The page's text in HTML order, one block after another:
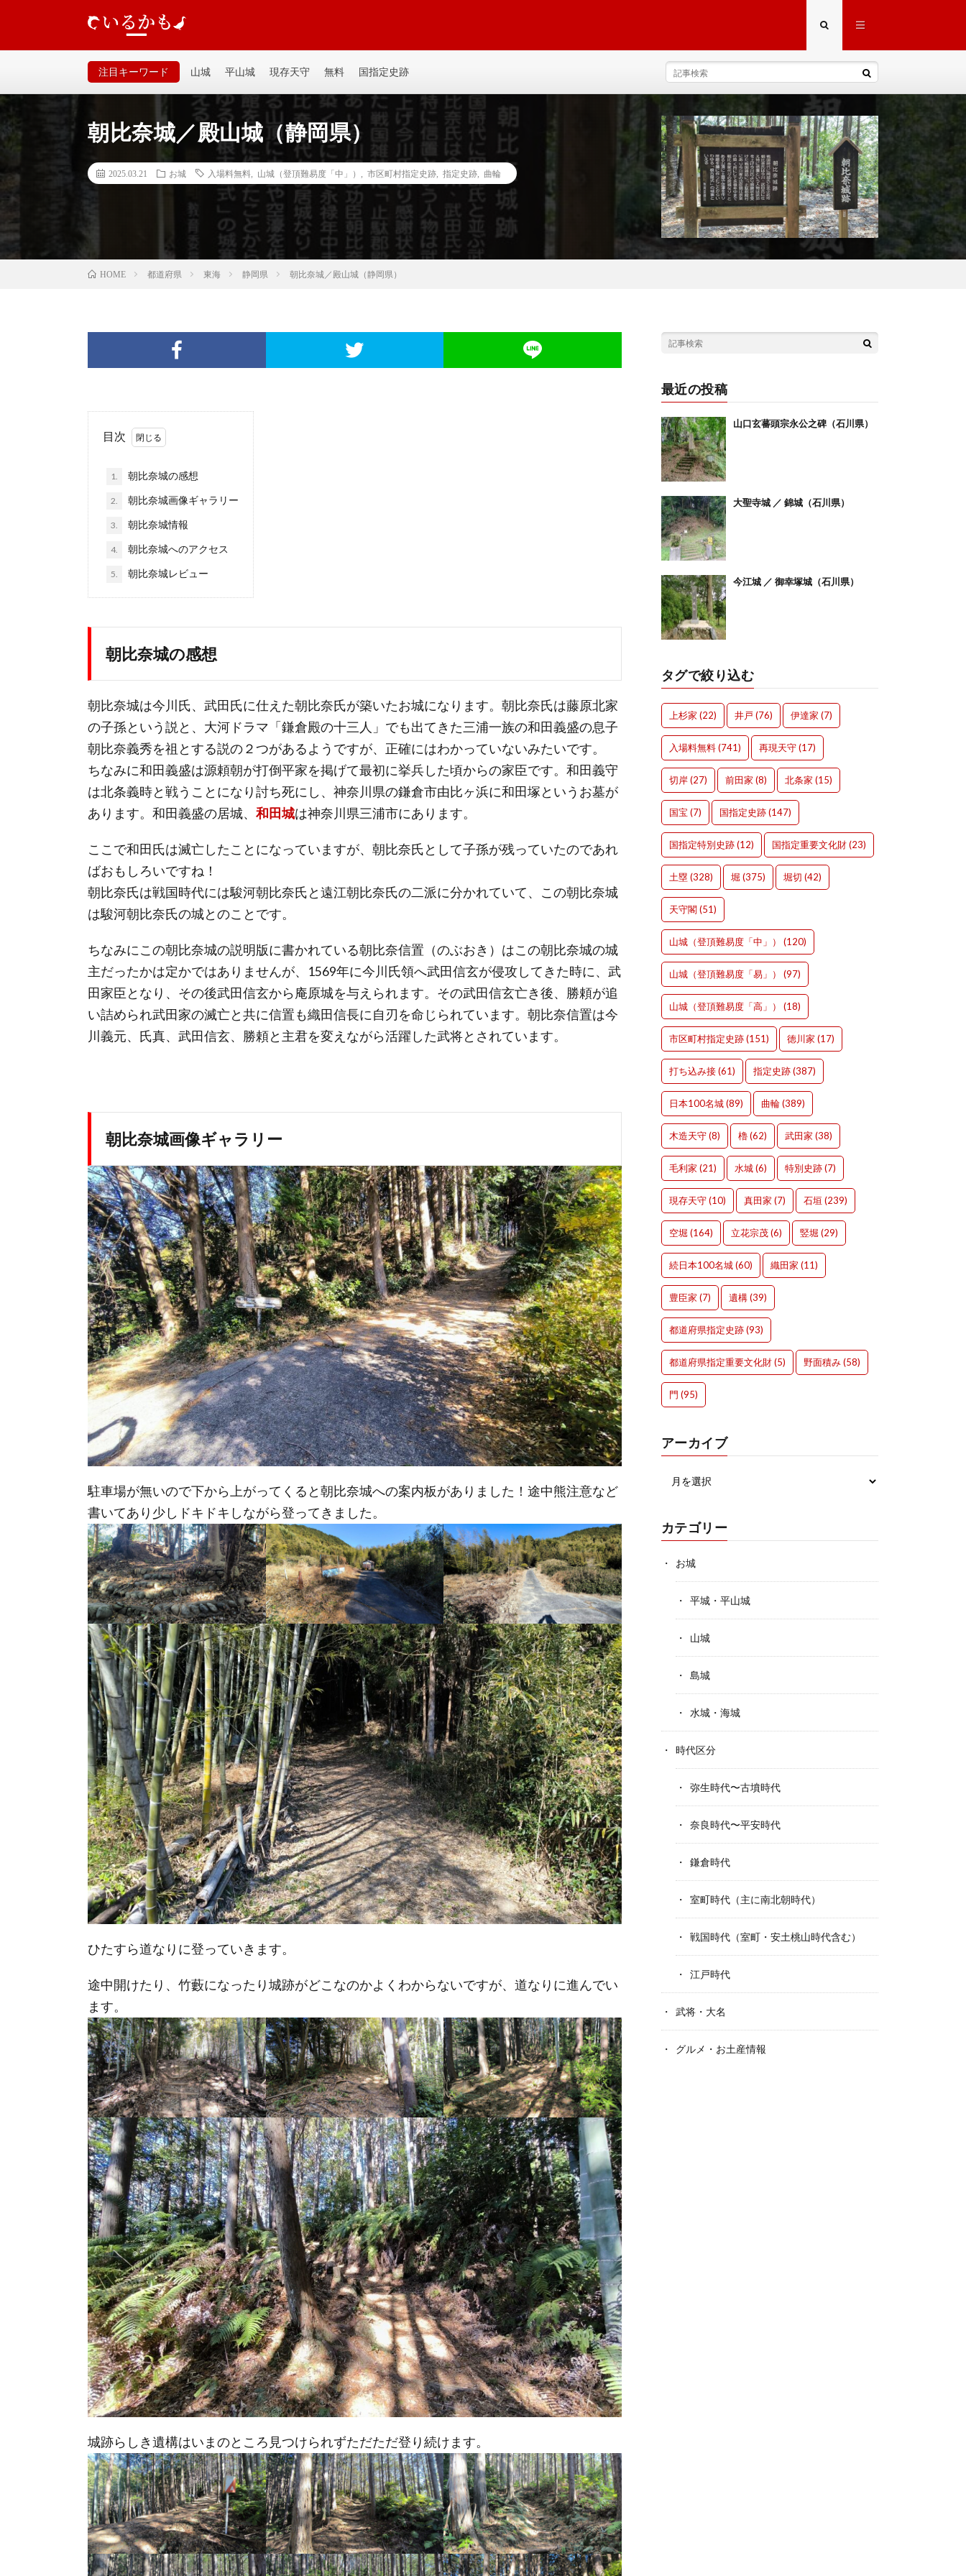
るいサイトなので気軽に見てください。
注目キーワード 山城 平山城 現存天守 無料 国指定史跡
朝比奈城／殿山城（静岡県）
2025.03.21 お城 入場料無料 山城（登頂難易度「中」） 市区町村指定史跡 指定史跡 曲輪
HOME 都道府県 東海 静岡県 朝比奈城／殿山城（静岡県）
目次
1. 朝比奈城の感想
2. 朝比奈城画像ギャラリー
3. 朝比奈城情報
4. 朝比奈城へのアクセス
5. 朝比奈城レビュー
朝比奈城の感想
朝比奈城は今川氏、武田氏に仕えた朝比奈氏が築いたお城になります。朝比奈氏は藤原北家
の子孫という説と、大河ドラマ「鎌倉殿の十三人」でも出てきた三浦一族の和田義盛の息子
朝比奈義秀を祖とする説の２つがあるようですが、正確にはわかっていないみたいです。
ちなみに和田義盛は源頼朝が打倒平家を掲げて最初に挙兵した頃からの家臣です。和田義守
は北条義時と戦うことになり討ち死にし、神奈川県の鎌倉市由比ヶ浜に和田塚というお墓が
あります。和田義盛の居城、 和田城は神奈川県三浦市にあります。
ここで和田氏は滅亡したことになっていますが、朝比奈氏として子孫が残っていたのであれ
ばおもしろいですね！
朝比奈氏は戦国時代には駿河朝比奈氏と遠江朝比奈氏の二派に分かれていて、この朝比奈城
は駿河朝比奈氏の城とのことです。
ちなみにこの朝比奈城の説明版に書かれている朝比奈信置（のぶおき）はこの朝比奈城の城
主だったかは定かではありませんが、1569年に今川氏領へ武田信玄が侵攻してきた時に、武
田家臣となり、その後武田信玄から庵原城を与えられます。その武田信玄亡き後、勝頼が追
い詰められ武田家の滅亡と共に信置も織田信長に自刃を命じられています。朝比奈信置は今
川義元、氏真、武田信玄、勝頼と主君を変えながら活躍した武将とされています。
朝比奈城画像ギャラリー
駐車場が無いので下から上がってくると朝比奈城への案内板がありました！途中熊注意など
書いてあり少しドキドキしながら登ってきました。
ひたすら道なりに登っていきます。
途中開けたり、竹藪になったり城跡がどこなのかよくわからないですが、道なりに進んでい
ます。
城跡らしき遺構はいまのところ見つけられずただただ登り続けます。
最近の投稿
山口玄蕃頭宗永公之碑（石川県）
大聖寺城 ／ 錦城（石川県）
今江城 ／ 御幸塚城（石川県）
タグで絞り込む
上杉家 (22) 井戸 (76) 伊達家 (7)
入場料無料(741) 再現天守(17)
切岸(27) 前田家 (8) 北条家 (15)
国宝 (7) 国指定史跡(147)
国指定特別史跡(12) 国指定重要文化財(23)
土塁 (328) 堀 (375) 堀切 (42)
天守閣(51)
山城（登頂難易度「中」） (120)
山城（登頂難易度「易」） (97)
山城（登頂難易度「高」） (18)
市区町村指定史跡(151) 徳川家 (17)
打ち込み接(61) 指定史跡(387)
日本100名城(89) 曲輪(389)
木造天守(8) 櫓(62) 武田家 (38)
毛利家 (21) 水城(6) 特別史跡(7)
現存天守(10) 真田家 (7) 石垣 (239)
空堀 (164) 立花宗茂(6) 竪堀 (29)
続日本100名城(60) 織田家 (11)
豊臣家 (7) 遺構(39)
都道府県指定史跡(93)
都道府県指定重要文化財(5) 野面積み(58)
門 (95)
アーカイブ
カテゴリー
お城
平城・平山城
山城
島城
水城・海城
時代区分
弥生時代〜古墳時代
奈良時代〜平安時代
鎌倉時代
室町時代（主に南北朝時代）
戦国時代（室町・安土桃山時代含む）
江戸時代
武将・大名
グルメ・お土産情報